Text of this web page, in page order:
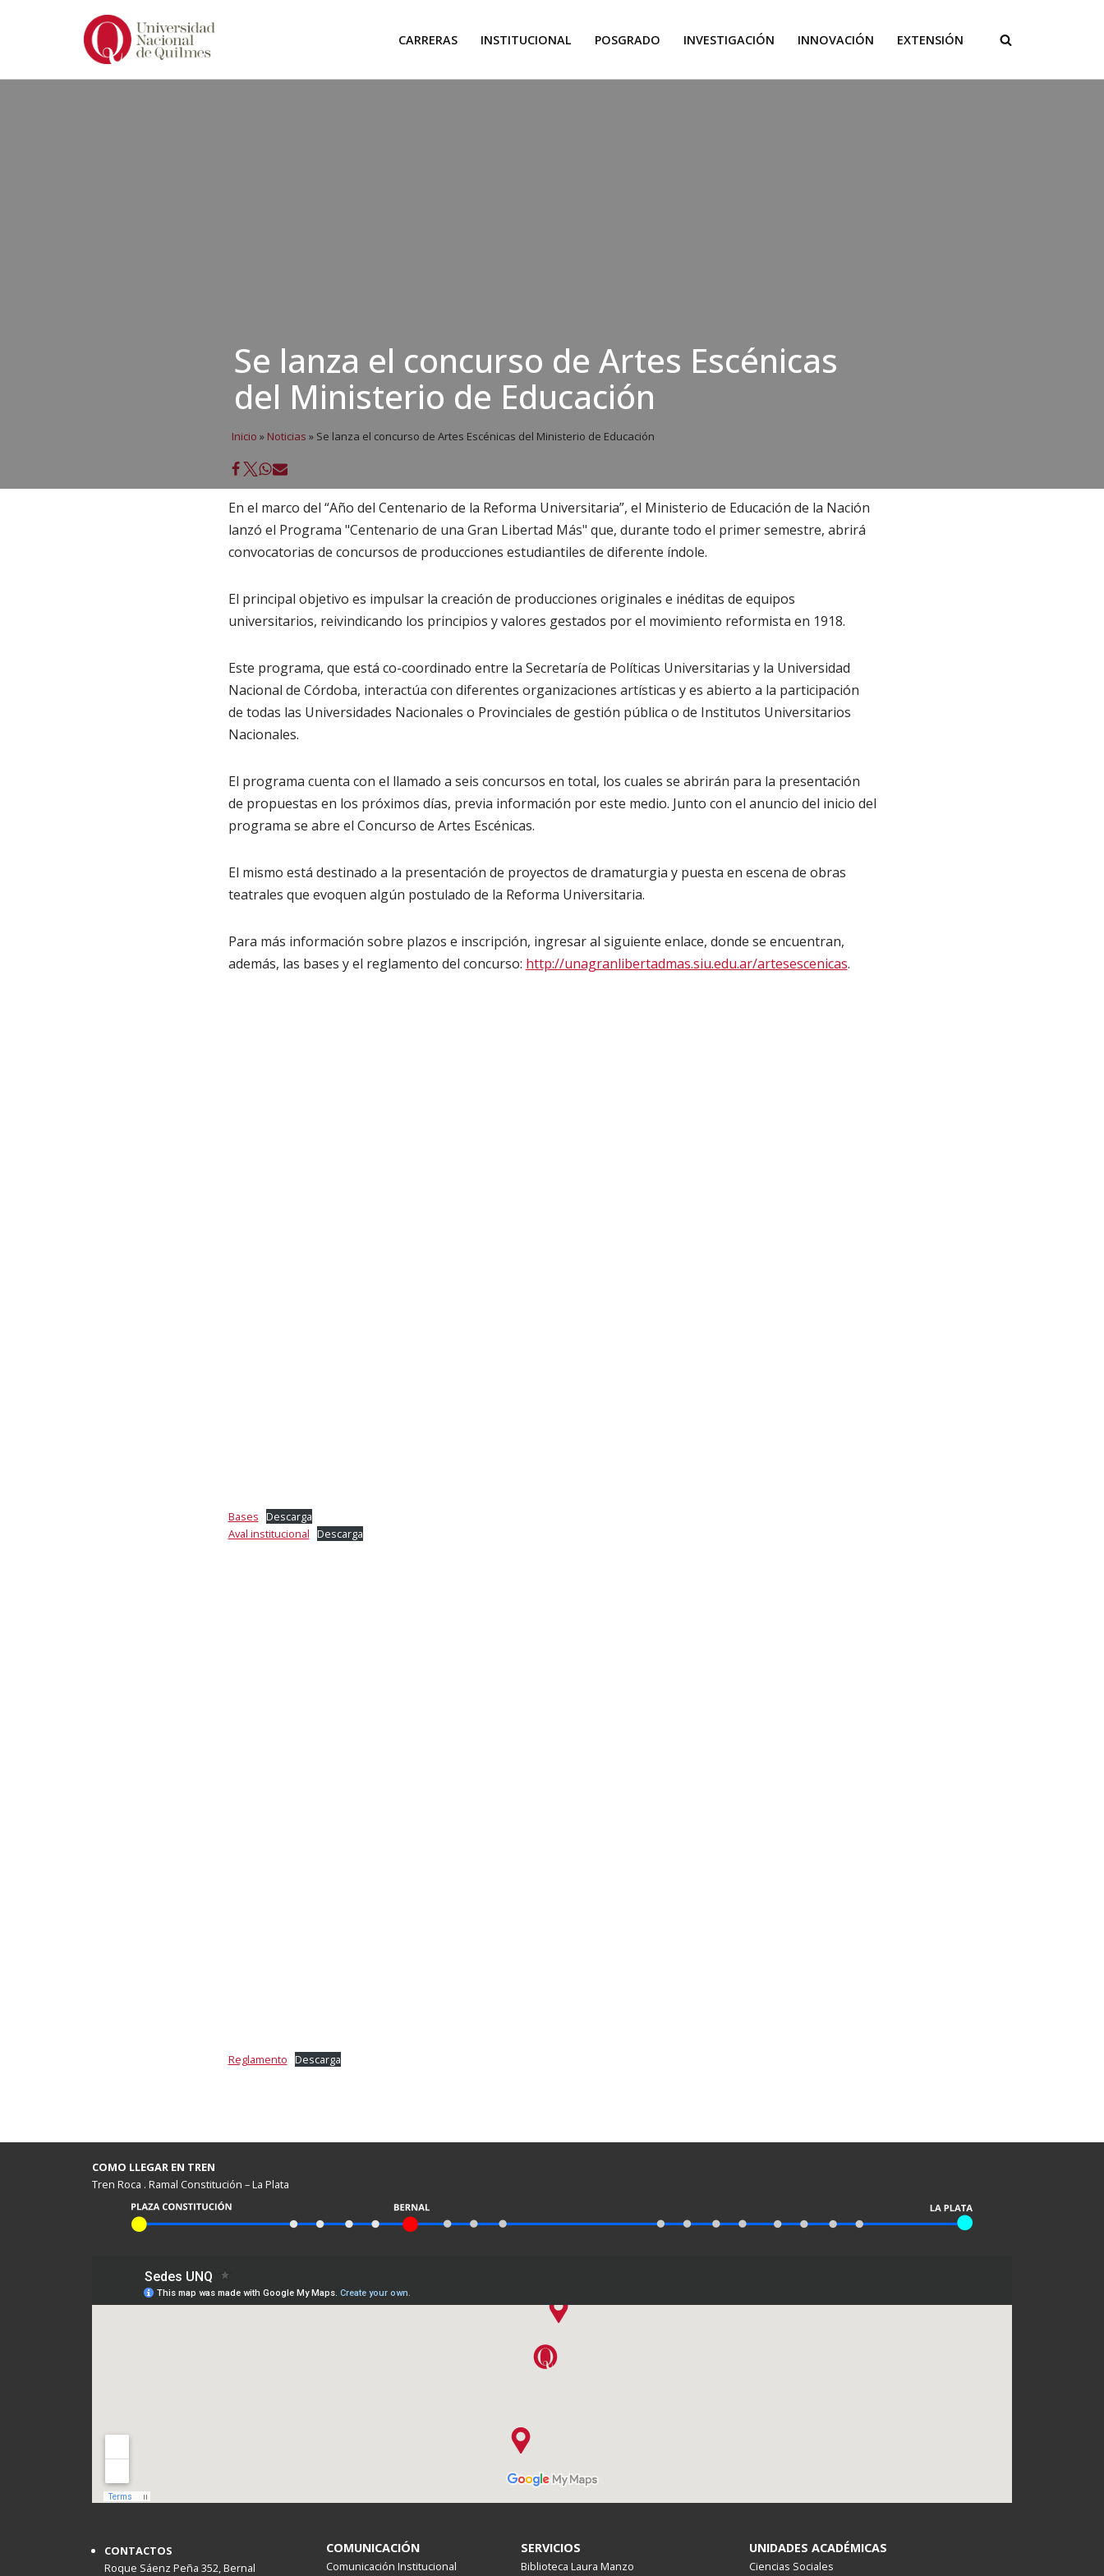
CARRERAS INSTITUCIONAL POSGRADO INVESTIGACIÓN INNOVACIÓN EXTENSIÓN
Se lanza el concurso de Artes Escénicas
del Ministerio de Educación
Inicio » Noticias » Se lanza el concurso de Artes Escénicas del Ministerio de Educación
En el marco del “Año del Centenario de la Reforma Universitaria”, el Ministerio de Educación de la Nación
lanzó el Programa "Centenario de una Gran Libertad Más" que, durante todo el primer semestre, abrirá
convocatorias de concursos de producciones estudiantiles de diferente índole.
El principal objetivo es impulsar la creación de producciones originales e inéditas de equipos
universitarios, reivindicando los principios y valores gestados por el movimiento reformista en 1918.
Este programa, que está co-coordinado entre la Secretaría de Políticas Universitarias y la Universidad
Nacional de Córdoba, interactúa con diferentes organizaciones artísticas y es abierto a la participación
de todas las Universidades Nacionales o Provinciales de gestión pública o de Institutos Universitarios
Nacionales.
El programa cuenta con el llamado a seis concursos en total, los cuales se abrirán para la presentación
de propuestas en los próximos días, previa información por este medio. Junto con el anuncio del inicio del
programa se abre el Concurso de Artes Escénicas.
El mismo está destinado a la presentación de proyectos de dramaturgia y puesta en escena de obras
teatrales que evoquen algún postulado de la Reforma Universitaria.
Para más información sobre plazos e inscripción, ingresar al siguiente enlace, donde se encuentran,
además, las bases y el reglamento del concurso: http://unagranlibertadmas.siu.edu.ar/artesescenicas.
Bases Descarga
Aval institucional Descarga
Reglamento Descarga
COMO LLEGAR EN TREN
Tren Roca . Ramal Constitución – La Plata
CONTACTOS
Roque Sáenz Peña 352, Bernal
COMUNICACIÓN
Comunicación Institucional
SERVICIOS
Biblioteca Laura Manzo
UNIDADES ACADÉMICAS
Ciencias Sociales